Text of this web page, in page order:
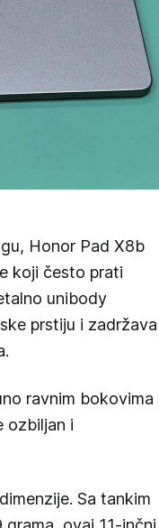
Honor Pad X8b
koji često prati
unibody
prstiju i zadržava
ravnim bokovima
ozbiljan i
Sa tankim